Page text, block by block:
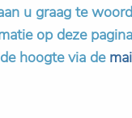
u graag te
op deze
hoogte via de